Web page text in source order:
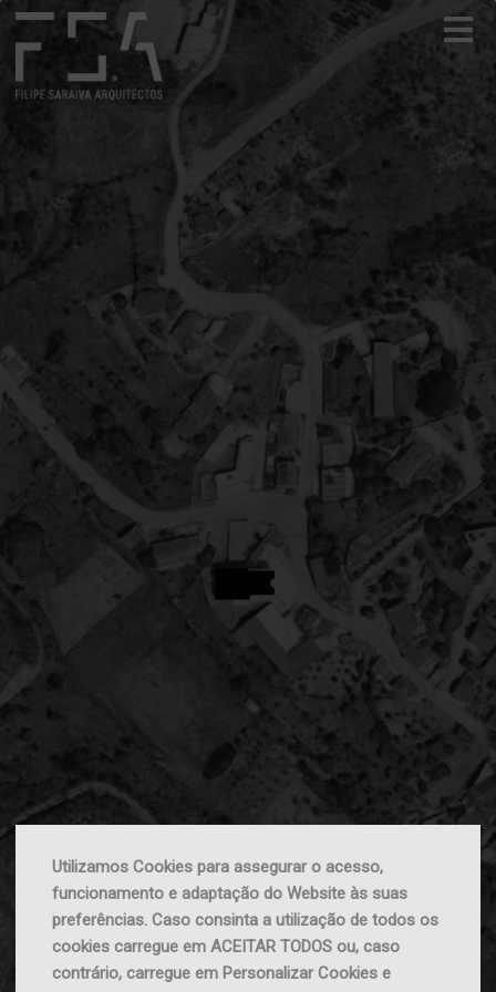
Utilizamos Cookies para assegurar o acesso,
funcionamento e adaptação do Website às suas
preferências. Caso consinta a utilização de todos os
cookies carregue em ACEITAR TODOS ou, caso
contrário, carregue em Personalizar Cookies e